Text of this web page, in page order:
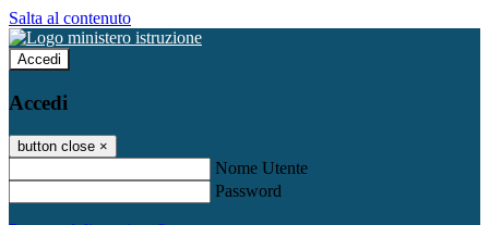
Salta al contenuto
Accedi
Accedi
button close ×
Nome Utente
Password